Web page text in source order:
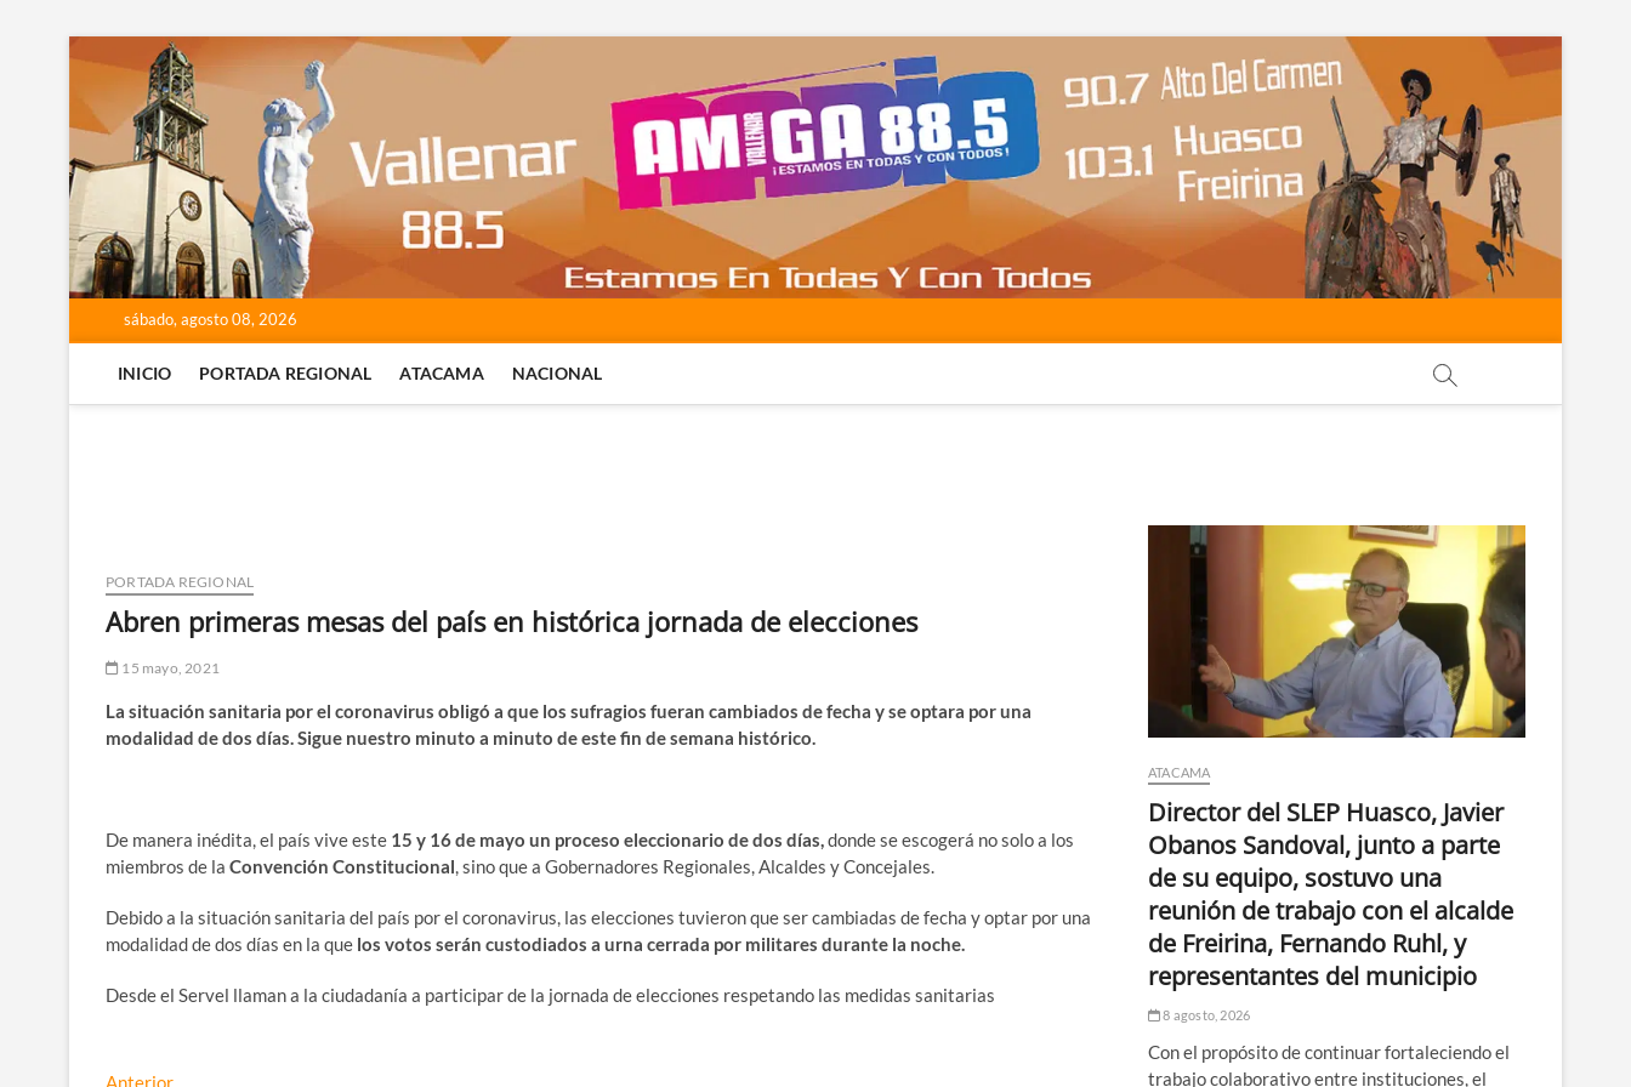
contenido
sábado, agosto 08, 2026
INICIO PORTADA REGIONAL ATACAMA NACIONAL
PORTADA REGIONAL
Abren primeras mesas del país en histórica jornada de elecciones
15 mayo, 2021
La situación sanitaria por el coronavirus obligó a que los sufragios fueran cambiados de fecha y se optara por una
modalidad de dos días. Sigue nuestro minuto a minuto de este fin de semana histórico.
De manera inédita, el país vive este 15 y 16 de mayo un proceso eleccionario de dos días,donde se escogerá no solo a los
miembros de la Convención Constitucional, sino que a Gobernadores Regionales, Alcaldes y Concejales.
Debido a la situación sanitaria del país por el coronavirus, las elecciones tuvieron que ser cambiadas de fecha y optar por una
modalidad de dos días en la que los votos serán custodiados a urna cerrada por militares durante la noche.
Desde el Servel llaman a la ciudadanía a participar de la jornada de elecciones respetando las medidas sanitarias
AnteriorEntrada
ATACAMA
Director del SLEP Huasco, Javier
Obanos Sandoval, junto a parte
de su equipo, sostuvo una
reunión de trabajo con el alcalde
de Freirina, Fernando Ruhl, y
representantes del municipio
8 agosto, 2026
Con el propósito de continuar fortaleciendo el
trabajo colaborativo entre instituciones, el